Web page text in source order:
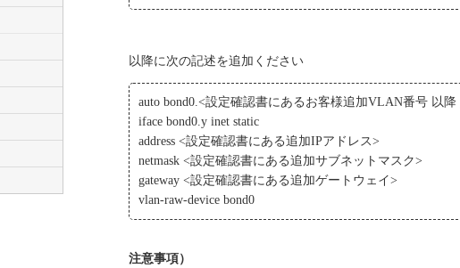
以降に次の記述を追加ください
auto bond0.<設定確認書にあるお客様追加VLAN番号 以降
iface bond0.y inet static
address <設定確認書にある追加IPアドレス>
netmask <設定確認書にある追加サブネットマスク>
gateway <設定確認書にある追加ゲートウェイ>
vlan-raw-device bond0
注意事項）